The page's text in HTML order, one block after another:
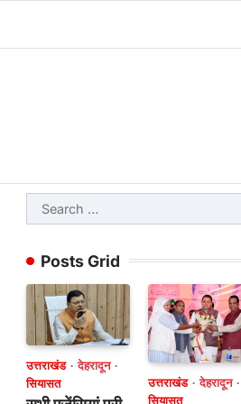
Search
for:
Posts Grid
उत्तराखंड
देहरादून
सियासत
उत्तराखंड
देहरादून
सियासत